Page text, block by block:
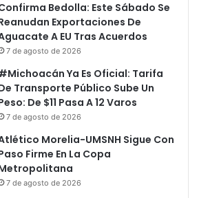
Bedolla: Este Sábado Se
Exportaciones De
A EU Tras Acuerdos
7 de agosto de 2026
Ya Es Oficial: Tarifa
Transporte Público Sube Un
De $11 Pasa A 12 Varos
7 de agosto de 2026
Morelia-UMSNH Sigue Con
Firme En La Copa
7 de agosto de 2026